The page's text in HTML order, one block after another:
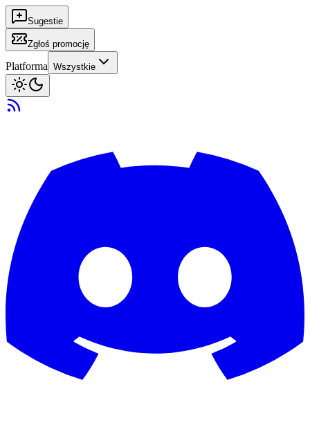
Sugestie
Zgłoś promocję
Platforma Wszystkie